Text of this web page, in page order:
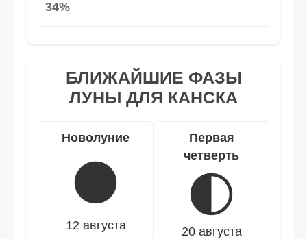
34%
БЛИЖАЙШИЕ ФАЗЫ
ЛУНЫ ДЛЯ КАНСКА
Новолуние
🌑
12 августа
Первая
четверть
🌓
20 августа